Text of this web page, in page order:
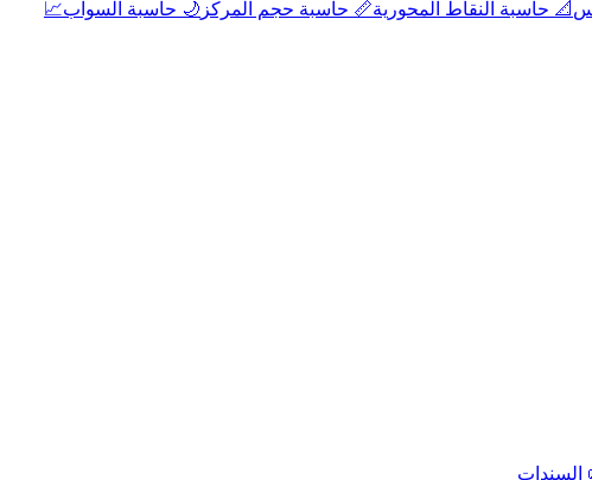
📐 حاسبة النقاط المحورية📏 حاسبة حجم المركز 🌙 حاسبة السواب📈
السندات